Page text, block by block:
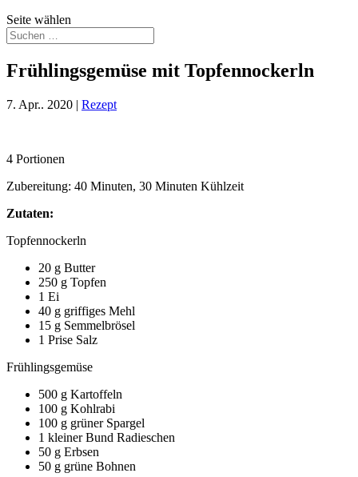
Seite wählen
Frühlingsgemüse mit Topfennockerln
7. Apr.. 2020 | Rezept
4 Portionen
Zubereitung: 40 Minuten, 30 Minuten Kühlzeit
Zutaten:
Topfennockerln
20 g Butter
250 g Topfen
1 Ei
40 g griffiges Mehl
15 g Semmelbrösel
1 Prise Salz
Frühlingsgemüse
500 g Kartoffeln
100 g Kohlrabi
100 g grüner Spargel
1 kleiner Bund Radieschen
50 g Erbsen
50 g grüne Bohnen